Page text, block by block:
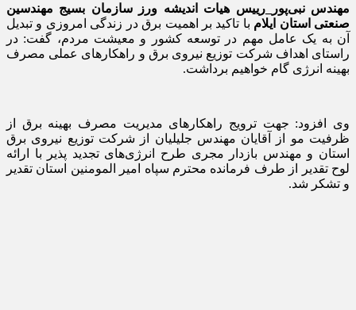
مهندس نبی‌پور_رییس هیات اندیشه ورز سازمان بسیج مهندسین
صنعتی استان ایلام با تاکید بر اهمیت برق در زندگی امروزی و تبدیل
آن به یک عامل مهم در توسعه کشور و معیشت مردم، گفت: در
راستای اهداف شرکت توزیع نیروی برق و راهکارهای عملی مصرف
بهینه انرژی گام خواهیم برداشت.
وی افزود: جهت ترویج راهکارهای مدیریت مصرف بهینه برق از
ظرفیت مو از آقایان مهندس جلیلیان از شرکت توزیع نیروی برق
استان و مهندس بازدار مجری طرح انرژی‌های تجدید پذیر با ارائه
لوح تقدیر از طرف فرمانده محترم سپاه امیر المومنین استان تقدیر
و تشکر شد.